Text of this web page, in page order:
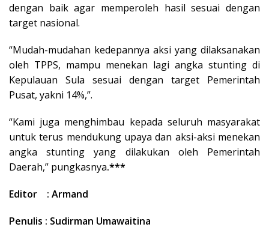
dengan baik agar memperoleh hasil sesuai dengan
target nasional.
“Mudah-mudahan kedepannya aksi yang dilaksanakan
oleh TPPS, mampu menekan lagi angka stunting di
Kepulauan Sula sesuai dengan target Pemerintah
Pusat, yakni 14%,”.
“Kami juga menghimbau kepada seluruh masyarakat
untuk terus mendukung upaya dan aksi-aksi menekan
angka stunting yang dilakukan oleh Pemerintah
Daerah,” pungkasnya.***
Editor : Armand
Penulis : Sudirman Umawaitina